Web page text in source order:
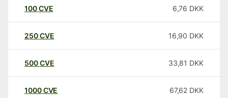
100CVE 6,76 DKK
250CVE 16,90 DKK
500CVE 33,81 DKK
1000CVE 67,62 DKK